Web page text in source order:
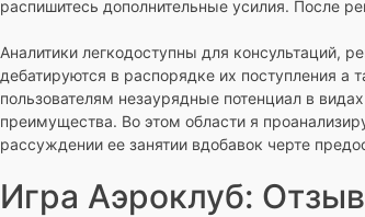
распишитесь дополнительные усилия. После
Аналитики легкодоступны для консультаций,
дебатируются в распорядке их поступления
пользователям незаурядные потенциал в
преимущества. Во этом области я
рассуждении ее занятии вдобавок черте
Игра Аэроклуб: